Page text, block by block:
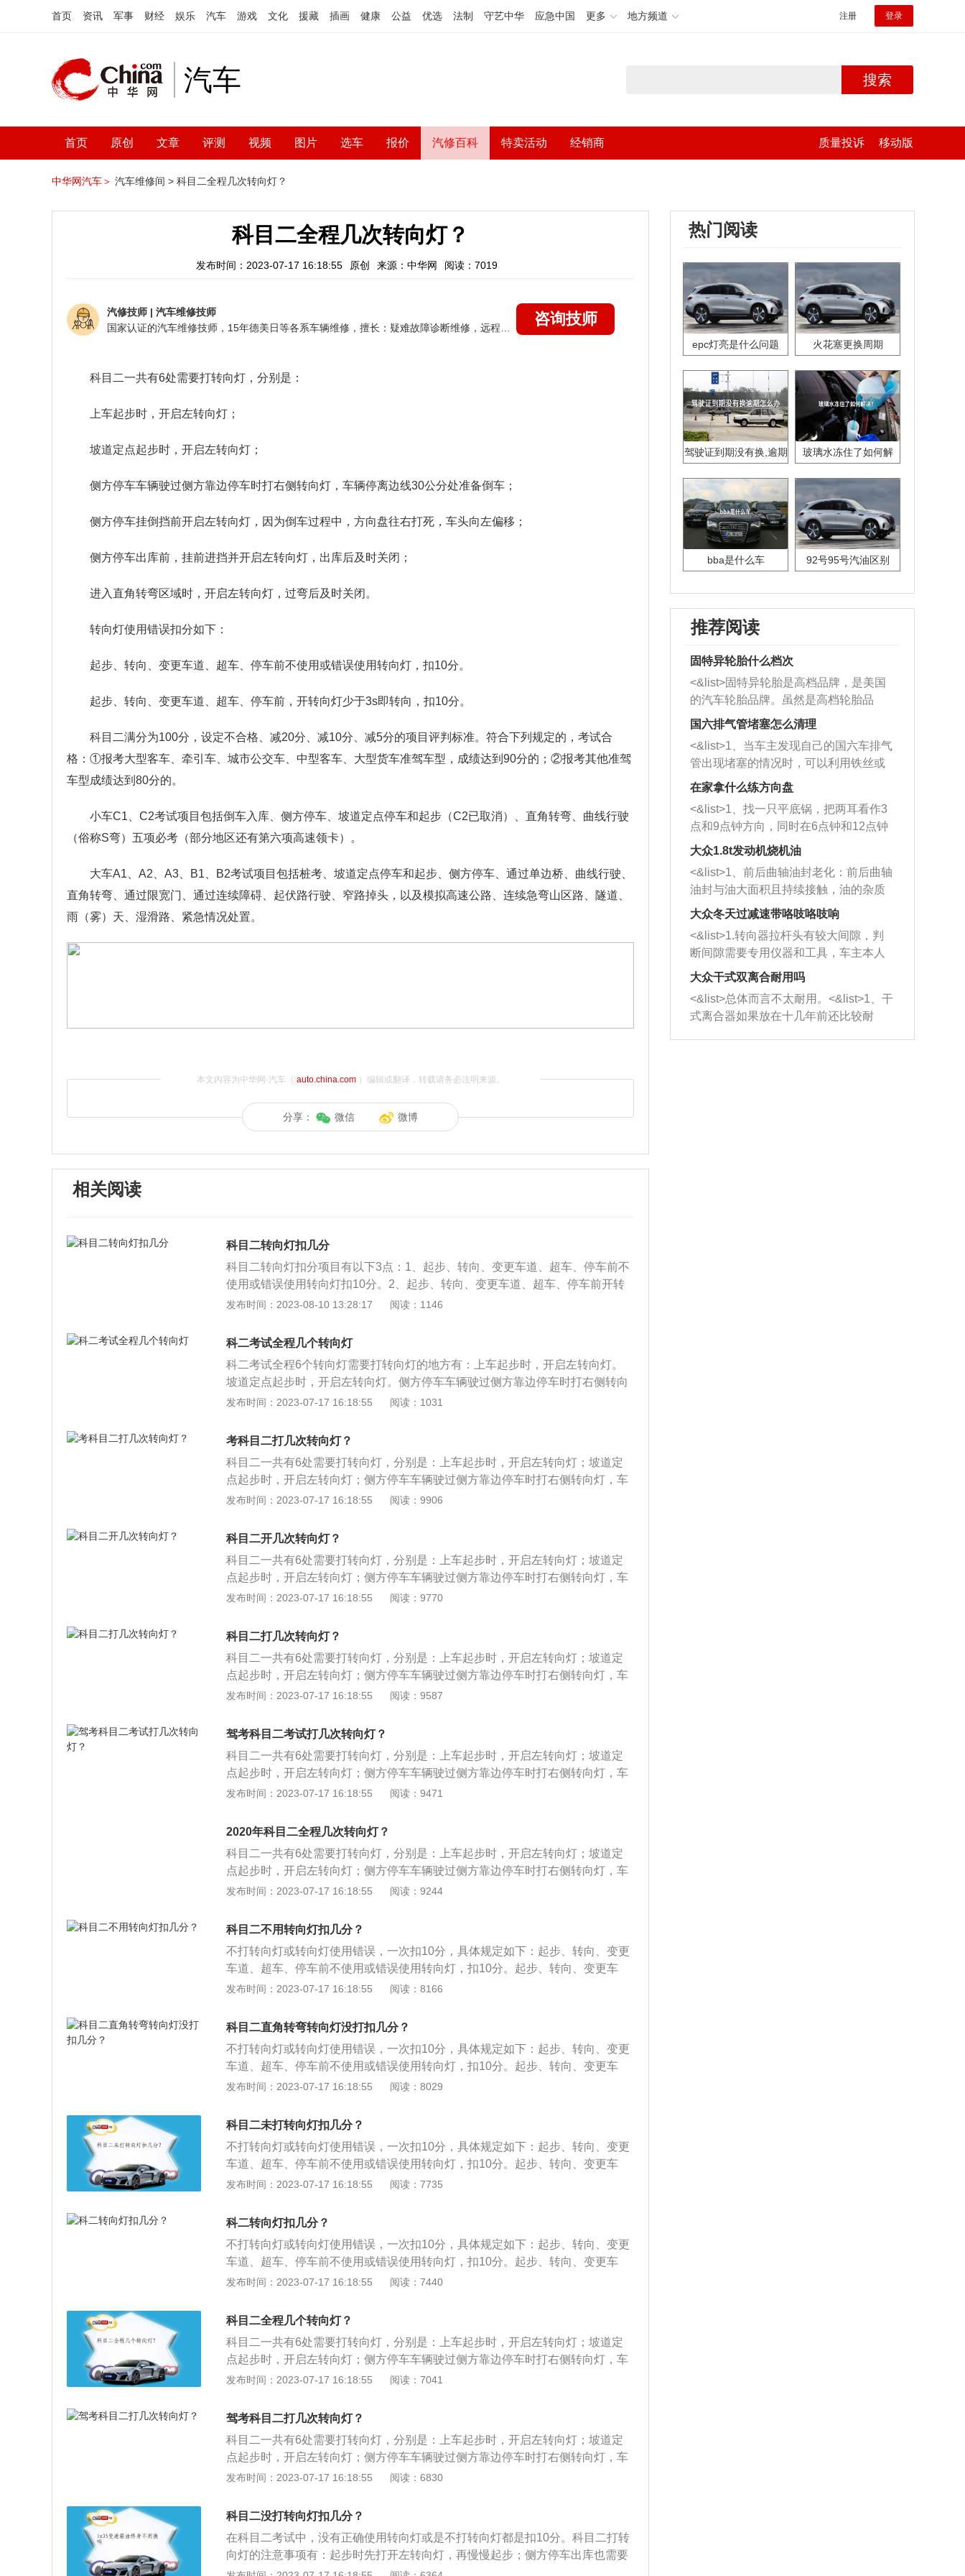
首页 资讯 军事 财经 娱乐 汽车 游戏 文化 援藏 插画 健康 公益 优选 法制 守艺中华 应急中国 更多 地方频道 注册 登录
汽车 搜索
首页 原创 文章 评测 视频 图片 选车 报价 汽修百科 特卖活动 经销商 质量投诉 移动版
中华网汽车＞ 汽车维修间 > 科目二全程几次转向灯？
科目二全程几次转向灯？
发布时间：2023-07-17 16:18:55 原创 来源：中华网 阅读：7019
汽修技师 | 汽车维修技师
咨询技师
科目二一共有6处需要打转向灯，分别是：
上车起步时，开启左转向灯；
坡道定点起步时，开启左转向灯；
侧方停车车辆驶过侧方靠边停车时打右侧转向灯，车辆停离边线30公分处准备倒车；
侧方停车挂倒挡前开启左转向灯，因为倒车过程中，方向盘往右打死，车头向左偏移；
侧方停车出库前，挂前进挡并开启左转向灯，出库后及时关闭；
进入直角转弯区域时，开启左转向灯，过弯后及时关闭。
转向灯使用错误扣分如下：
起步、转向、变更车道、超车、停车前不使用或错误使用转向灯，扣10分。
起步、转向、变更车道、超车、停车前，开转向灯少于3s即转向，扣10分。
科目二满分为100分，设定不合格、减20分、减10分、减5分的项目评判标准。符合下列规定的，考试合
格：①报考大型客车、牵引车、城市公交车、中型客车、大型货车准驾车型，成绩达到90分的；②报考其他准驾
车型成绩达到80分的。
小车C1、C2考试项目包括倒车入库、侧方停车、坡道定点停车和起步（C2已取消）、直角转弯、曲线行驶
（俗称S弯）五项必考（部分地区还有第六项高速领卡）。
大车A1、A2、A3、B1、B2考试项目包括桩考、坡道定点停车和起步、侧方停车、通过单边桥、曲线行驶、
直角转弯、通过限宽门、通过连续障碍、起伏路行驶、窄路掉头，以及模拟高速公路、连续急弯山区路、隧道、
雨（雾）天、湿滑路、紧急情况处置。
本文内容为中华网·汽车（ auto.china.com）编辑或翻译，转载请务必注明来源。
分享： 微信 微博
相关阅读
科目二转向灯扣几分
科目二转向灯扣分项目有以下3点：1、起步、转向、变更车道、超车、停车前不
使用或错误使用转向灯扣10分。2、起步、转向、变更车道、超车、停车前开转
向灯少于3s即转向扣10分。3、模拟高速公路行驶变道未开启转向灯或未观察后
车、城市公交车、中型客车、大型货车考试：桩考、坡道定点停车和起步、侧方
停车、通过单边桥、曲线行驶、直角转弯、通过限宽门、通过连续障碍、起伏路
行驶、窄路掉头以及模拟高速公路、连续急弯山区路、隧道、雨（雾）天、湿滑
路、紧急情况处置；2、小型汽车、小型自动挡汽车、残疾人专用小型自动挡载
客汽车和低速载货汽车考试：倒车入库、坡道定点停车和起步、侧方停车、曲线
车考试：桩考、坡道定点停车和起步、通过单边桥；4、轮式自行机械车、无轨
电车、有轨电车的考试：内容由省级公安机关交通管理部门确定。
发布时间：2023-08-10 13:28:17 阅读：1146
科二考试全程几个转向灯
科二考试全程6个转向灯需要打转向灯的地方有：上车起步时，开启左转向灯。
坡道定点起步时，开启左转向灯。侧方停车车辆驶过侧方靠边停车时打右侧转向
灯，车辆停离边线30公分处准备倒车。侧方停车挂倒挡前开启左转向灯，因为倒
左转向灯，出库后及时关闭。进入直角转弯区域时，开启左转向灯，过弯后及时
关闭。打转向灯注意事项：1、起步时不要着急，先打开左转向灯，再慢慢起
步；2、侧方停车出库也需要打开转向灯，请等待3秒确认安全再出库；3、错误
使用或没有使用转向灯的，扣10分；4、转向灯打不够3秒也是扣10分。
发布时间：2023-07-17 16:18:55 阅读：1031
考科目二打几次转向灯？
科目二一共有6处需要打转向灯，分别是：上车起步时，开启左转向灯；坡道定
点起步时，开启左转向灯；侧方停车车辆驶过侧方靠边停车时打右侧转向灯，车
辆停离边线30公分处准备倒车；侧方停车挂倒挡前开启左转向灯，因为倒车过程
灯，出库后及时关闭；进入直角转弯区域时，开启左转向灯，过弯后及时关闭。
转向灯使用错误扣分如下：起步、转向、变更车道、超车、停车前不使用或错误
使用转向灯，扣10分。起步、转向、变更车道、超车、停车前，开转向灯少于3s
即转向，扣10分。科目二满分为100分，设定不合格、减20分、减10分、减5分
的项目评判标准。符合下列规定的，考试合格：①报考大型客车、牵引车、城市
成绩达到80分的。小车C1、C2考试项目包括倒车入库、侧方停车、坡道定点停
车和起步（C2已取消）、直角转弯、曲线行驶（俗称S弯）五项必考（部分地区
还有第六项高速领卡）。大车A1、A2、A3、B1、B2考试项目包括桩考、坡道定
过连续障碍、起伏路行驶、窄路掉头，以及模拟高速公路、连续急弯山区路、隧
发布时间：2023-07-17 16:18:55 阅读：9906
科目二开几次转向灯？
科目二一共有6处需要打转向灯，分别是：上车起步时，开启左转向灯；坡道定
点起步时，开启左转向灯；侧方停车车辆驶过侧方靠边停车时打右侧转向灯，车
辆停离边线30公分处准备倒车；侧方停车挂倒挡前开启左转向灯，因为倒车过程
灯，出库后及时关闭；进入直角转弯区域时，开启左转向灯，过弯后及时关闭。
转向灯使用错误扣分如下：起步、转向、变更车道、超车、停车前不使用或错误
使用转向灯，扣10分。起步、转向、变更车道、超车、停车前，开转向灯少于3s
即转向，扣10分。科目二满分为100分，设定不合格、减20分、减10分、减5分
的项目评判标准。符合下列规定的，考试合格：①报考大型客车、牵引车、城市
成绩达到80分的。小车C1、C2考试项目包括倒车入库、侧方停车、坡道定点停
车和起步（C2已取消）、直角转弯、曲线行驶（俗称S弯）五项必考（部分地区
还有第六项高速领卡）。大车A1、A2、A3、B1、B2考试项目包括桩考、坡道定
过连续障碍、起伏路行驶、窄路掉头，以及模拟高速公路、连续急弯山区路、隧
发布时间：2023-07-17 16:18:55 阅读：9770
科目二打几次转向灯？
科目二一共有6处需要打转向灯，分别是：上车起步时，开启左转向灯；坡道定
点起步时，开启左转向灯；侧方停车车辆驶过侧方靠边停车时打右侧转向灯，车
辆停离边线30公分处准备倒车；侧方停车挂倒挡前开启左转向灯，因为倒车过程
灯，出库后及时关闭；进入直角转弯区域时，开启左转向灯，过弯后及时关闭。
转向灯使用错误扣分如下：起步、转向、变更车道、超车、停车前不使用或错误
使用转向灯，扣10分。起步、转向、变更车道、超车、停车前，开转向灯少于3s
即转向，扣10分。科目二满分为100分，设定不合格、减20分、减10分、减5分
的项目评判标准。符合下列规定的，考试合格：①报考大型客车、牵引车、城市
成绩达到80分的。小车C1、C2考试项目包括倒车入库、侧方停车、坡道定点停
车和起步（C2已取消）、直角转弯、曲线行驶（俗称S弯）五项必考（部分地区
还有第六项高速领卡）。大车A1、A2、A3、B1、B2考试项目包括桩考、坡道定
过连续障碍、起伏路行驶、窄路掉头，以及模拟高速公路、连续急弯山区路、隧
发布时间：2023-07-17 16:18:55 阅读：9587
驾考科目二考试打几次转向灯？
科目二一共有6处需要打转向灯，分别是：上车起步时，开启左转向灯；坡道定
点起步时，开启左转向灯；侧方停车车辆驶过侧方靠边停车时打右侧转向灯，车
辆停离边线30公分处准备倒车；侧方停车挂倒挡前开启左转向灯，因为倒车过程
灯，出库后及时关闭；进入直角转弯区域时，开启左转向灯，过弯后及时关闭。
转向灯使用错误扣分如下：起步、转向、变更车道、超车、停车前不使用或错误
使用转向灯，扣10分。起步、转向、变更车道、超车、停车前，开转向灯少于3s
即转向，扣10分。科目二满分为100分，设定不合格、减20分、减10分、减5分
的项目评判标准。符合下列规定的，考试合格：①报考大型客车、牵引车、城市
成绩达到80分的。小车C1、C2考试项目包括倒车入库、侧方停车、坡道定点停
车和起步（C2已取消）、直角转弯、曲线行驶（俗称S弯）五项必考（部分地区
还有第六项高速领卡）。大车A1、A2、A3、B1、B2考试项目包括桩考、坡道定
过连续障碍、起伏路行驶、窄路掉头，以及模拟高速公路、连续急弯山区路、隧
发布时间：2023-07-17 16:18:55 阅读：9471
2020年科目二全程几次转向灯？
科目二一共有6处需要打转向灯，分别是：上车起步时，开启左转向灯；坡道定
点起步时，开启左转向灯；侧方停车车辆驶过侧方靠边停车时打右侧转向灯，车
辆停离边线30公分处准备倒车；侧方停车挂倒挡前开启左转向灯，因为倒车过程
灯，出库后及时关闭；进入直角转弯区域时，开启左转向灯，过弯后及时关闭。
转向灯使用错误扣分如下：起步、转向、变更车道、超车、停车前不使用或错误
使用转向灯，扣10分。起步、转向、变更车道、超车、停车前，开转向灯少于3s
即转向，扣10分。科目二满分为100分，设定不合格、减20分、减10分、减5分
的项目评判标准。符合下列规定的，考试合格：①报考大型客车、牵引车、城市
成绩达到80分的。小车C1、C2考试项目包括倒车入库、侧方停车、坡道定点停
车和起步（C2已取消）、直角转弯、曲线行驶（俗称S弯）五项必考（部分地区
还有第六项高速领卡）。大车A1、A2、A3、B1、B2考试项目包括桩考、坡道定
过连续障碍、起伏路行驶、窄路掉头，以及模拟高速公路、连续急弯山区路、隧
发布时间：2023-07-17 16:18:55 阅读：9244
科目二不用转向灯扣几分？
不打转向灯或转向灯使用错误，一次扣10分，具体规定如下：起步、转向、变更
车道、超车、停车前不使用或错误使用转向灯，扣10分。起步、转向、变更车
道、超车、停车前，开转向灯少于3s即转向，扣10分。科目二一共有6处需要打
灯；侧方停车车辆驶过侧方靠边停车时打右侧转向灯，车辆停离边线30公分处准
备倒车；侧方停车挂倒挡前开启左转向灯，因为倒车过程中，方向盘往右打死，
车头向左偏移；侧方停车出库前，挂前进挡并开启左转向灯，出库后及时关闭；
进入直角转弯区域时，开启左转向灯，过弯后及时关闭。科目二满分为100分，
设定不合格、减20分、减10分、减5分的项目评判标准。符合下列规定的，考试
成绩达到90分的；②报考其他准驾车型成绩达到80分的。小车C1、C2考试项目
包括倒车入库、侧方停车、坡道定点停车和起步（C2已取消）、直角转弯、曲线
行驶（俗称S弯）五项必考（部分地区还有第六项高速领卡）。大车A1、A2、A
曲线行驶、直角转弯、通过限宽门、通过连续障碍、起伏路行驶、窄路掉头，以
置。
发布时间：2023-07-17 16:18:55 阅读：8166
科目二直角转弯转向灯没打扣几分？
不打转向灯或转向灯使用错误，一次扣10分，具体规定如下：起步、转向、变更
车道、超车、停车前不使用或错误使用转向灯，扣10分。起步、转向、变更车
道、超车、停车前，开转向灯少于3s即转向，扣10分。科目二一共有6处需要打
灯；侧方停车车辆驶过侧方靠边停车时打右侧转向灯，车辆停离边线30公分处准
备倒车；侧方停车挂倒挡前开启左转向灯，因为倒车过程中，方向盘往右打死，
车头向左偏移；侧方停车出库前，挂前进挡并开启左转向灯，出库后及时关闭；
进入直角转弯区域时，开启左转向灯，过弯后及时关闭。科目二满分为100分，
设定不合格、减20分、减10分、减5分的项目评判标准。符合下列规定的，考试
成绩达到90分的；②报考其他准驾车型成绩达到80分的。小车C1、C2考试项目
包括倒车入库、侧方停车、坡道定点停车和起步（C2已取消）、直角转弯、曲线
行驶（俗称S弯）五项必考（部分地区还有第六项高速领卡）。大车A1、A2、A
曲线行驶、直角转弯、通过限宽门、通过连续障碍、起伏路行驶、窄路掉头，以
置。
发布时间：2023-07-17 16:18:55 阅读：8029
科目二未打转向灯扣几分？
不打转向灯或转向灯使用错误，一次扣10分，具体规定如下：起步、转向、变更
车道、超车、停车前不使用或错误使用转向灯，扣10分。起步、转向、变更车
道、超车、停车前，开转向灯少于3s即转向，扣10分。科目二一共有6处需要打
灯；侧方停车车辆驶过侧方靠边停车时打右侧转向灯，车辆停离边线30公分处准
备倒车；侧方停车挂倒挡前开启左转向灯，因为倒车过程中，方向盘往右打死，
车头向左偏移；侧方停车出库前，挂前进挡并开启左转向灯，出库后及时关闭；
进入直角转弯区域时，开启左转向灯，过弯后及时关闭。科目二满分为100分，
设定不合格、减20分、减10分、减5分的项目评判标准。符合下列规定的，考试
成绩达到90分的；②报考其他准驾车型成绩达到80分的。小车C1、C2考试项目
包括倒车入库、侧方停车、坡道定点停车和起步（C2已取消）、直角转弯、曲线
行驶（俗称S弯）五项必考（部分地区还有第六项高速领卡）。大车A1、A2、A
曲线行驶、直角转弯、通过限宽门、通过连续障碍、起伏路行驶、窄路掉头，以
置。
发布时间：2023-07-17 16:18:55 阅读：7735
科二转向灯扣几分？
不打转向灯或转向灯使用错误，一次扣10分，具体规定如下：起步、转向、变更
车道、超车、停车前不使用或错误使用转向灯，扣10分。起步、转向、变更车
道、超车、停车前，开转向灯少于3s即转向，扣10分。科目二一共有6处需要打
灯；侧方停车车辆驶过侧方靠边停车时打右侧转向灯，车辆停离边线30公分处准
备倒车；侧方停车挂倒挡前开启左转向灯，因为倒车过程中，方向盘往右打死，
车头向左偏移；侧方停车出库前，挂前进挡并开启左转向灯，出库后及时关闭；
进入直角转弯区域时，开启左转向灯，过弯后及时关闭。科目二满分为100分，
设定不合格、减20分、减10分、减5分的项目评判标准。符合下列规定的，考试
成绩达到90分的；②报考其他准驾车型成绩达到80分的。小车C1、C2考试项目
包括倒车入库、侧方停车、坡道定点停车和起步（C2已取消）、直角转弯、曲线
行驶（俗称S弯）五项必考（部分地区还有第六项高速领卡）。大车A1、A2、A
曲线行驶、直角转弯、通过限宽门、通过连续障碍、起伏路行驶、窄路掉头，以
置。
发布时间：2023-07-17 16:18:55 阅读：7440
科目二全程几个转向灯？
科目二一共有6处需要打转向灯，分别是：上车起步时，开启左转向灯；坡道定
点起步时，开启左转向灯；侧方停车车辆驶过侧方靠边停车时打右侧转向灯，车
辆停离边线30公分处准备倒车；侧方停车挂倒挡前开启左转向灯，因为倒车过程
灯，出库后及时关闭；进入直角转弯区域时，开启左转向灯，过弯后及时关闭。
转向灯使用错误扣分如下：起步、转向、变更车道、超车、停车前不使用或错误
使用转向灯，扣10分。起步、转向、变更车道、超车、停车前，开转向灯少于3s
即转向，扣10分。科目二满分为100分，设定不合格、减20分、减10分、减5分
的项目评判标准。符合下列规定的，考试合格：①报考大型客车、牵引车、城市
成绩达到80分的。小车C1、C2考试项目包括倒车入库、侧方停车、坡道定点停
车和起步（C2已取消）、直角转弯、曲线行驶（俗称S弯）五项必考（部分地区
还有第六项高速领卡）。大车A1、A2、A3、B1、B2考试项目包括桩考、坡道定
发布时间：2023-07-17 16:18:55 阅读：7041
驾考科目二打几次转向灯？
科目二一共有6处需要打转向灯，分别是：上车起步时，开启左转向灯；坡道定
点起步时，开启左转向灯；侧方停车车辆驶过侧方靠边停车时打右侧转向灯，车
辆停离边线30公分处准备倒车；侧方停车挂倒挡前开启左转向灯，因为倒车过程
灯，出库后及时关闭；进入直角转弯区域时，开启左转向灯，过弯后及时关闭。
转向灯使用错误扣分如下：起步、转向、变更车道、超车、停车前不使用或错误
使用转向灯，扣10分。起步、转向、变更车道、超车、停车前，开转向灯少于3s
即转向，扣10分。科目二满分为100分，设定不合格、减20分、减10分、减5分
发布时间：2023-07-17 16:18:55 阅读：6830
科目二没打转向灯扣几分？
在科目二考试中，没有正确使用转向灯或是不打转向灯都是扣10分。科目二打转
向灯的注意事项有：起步时先打开左转向灯，再慢慢起步；侧方停车出库也需要
打开转向灯，请等待3秒确认安全再出库；转向灯打不够3秒扣10分；坡道定点起
热门阅读
epc灯亮是什么问题 火花塞更换周期
驾驶证到期没有换,逾期
玻璃水冻住了如何解
bba是什么车 92号95号汽油区别
推荐阅读
固特异轮胎什么档次
<&list>固特异轮胎是高档品牌，是美国
的汽车轮胎品牌。虽然是高档轮胎品
牌，但是中高低端的轮胎都有生产，这
也是为了更好的开拓市场。
国六排气管堵塞怎么清理
<&list>1、当车主发现自己的国六车排气
管出现堵塞的情况时，可以利用铁丝或
者是细棍，直接将杂物给取出来，如果
堵塞情况比较严重，也可以采取应急措
施。 <&list>2、直接利用木棍将所有的
杂物推到排气管里面的位置处，然后将
三元催化器拆解开，就可以将堵塞的东
西取出来。但如果是因为积碳过多引起
的堵塞，就需要将三元催化器泡在草酸
洗剂对堵塞的情况得到解决，将清洗剂
放在燃油箱中，与燃油混合后，车辆启
动时，就可以和汽油一起进入到燃烧
室，最后形成废气排出，就可以让三元
催化器得到清洗，排气管堵塞的情况就
能够得到解决。
在家拿什么练方向盘
<&list>1、找一只平底锅，把两耳看作3
点和9点钟方向，同时在6点钟和12点钟
方向做一个标记。 <&list>2、双手握住
一圈半的练习，往右同样也要打相同的
圈数。 <&list>3、最后强调要反复练
习，这样就可以形成肌肉记忆，在真实
驾驶车辆时，不需要记忆也能打好方
向。
大众1.8t发动机烧机油
<&list>1、前后曲轴油封老化：前后曲轴
油封与油大面积且持续接触，油的杂质
和发动机内持续温度变化使其密封效果
逐渐减弱，导致渗油或漏油。<&list>2、
活塞间隙过大：积碳会使活塞环与缸体
的间隙扩大，导致机油流入燃烧室中，
造成烧机油。<&list>3、机油粘度。使用
机油粘度过小的话，同样会有烧机油现
象，机油粘度过小具有很好的流动性，
大众冬天过减速带咯吱咯吱响
<&list>1.转向器拉杆头有较大间隙，判
断间隙需要专用仪器和工具，车主本人
无法制作，需要将车辆送到修理厂或4s
店；<&list>2.车辆半轴套管防尘罩破
裂，破裂后会出现漏油现象，使半轴磨
损严重，磨损的半轴容易损坏，产生异
响；<&list>3.稳定器的转向胶套和球头
大众干式双离合耐用吗
<&list>总体而言不太耐用。<&list>1、干
式离合器如果放在十几年前还比较耐